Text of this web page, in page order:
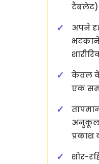
टैबलेट)
अपने
केवल
एक
प्रकाश
शोर-